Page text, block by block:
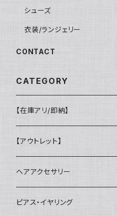
シューズ
衣装/ランジェリー
CONTACT
CATEGORY
【在庫アリ/即納】
【アウトレット】
ヘアアクセサリー
ヘアクリップ
ピアス・イヤリング